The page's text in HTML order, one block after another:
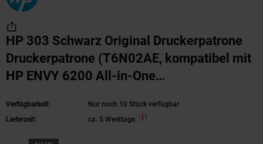
HP 303 Schwarz Original Druckerpatrone
Druckerpatrone (T6N02AE, kompatibel mit
HP ENVY 6200 All-in-One
One Fotodruckerserie, HP ENVY 7800 All-
Verfügbarkeit:
Nur noch 10 Stück verfügbar
Lieferzeit:
ca. 5 Werktage